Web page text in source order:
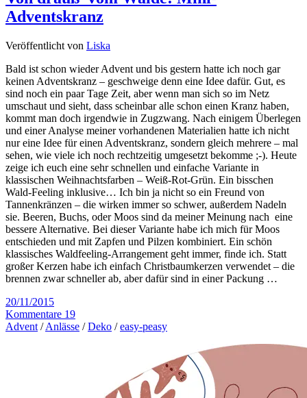
Adventskranz
Veröffentlicht von Liska
Bald ist schon wieder Advent und bis gestern hatte ich noch gar
keinen Adventskranz – geschweige denn eine Idee dafür. Gut, es
sind noch ein paar Tage Zeit, aber wenn man sich so im Netz
umschaut und sieht, dass scheinbar alle schon einen Kranz haben,
kommt man doch irgendwie in Zugzwang. Nach einigem Überlegen
und einer Analyse meiner vorhandenen Materialien hatte ich nicht
nur eine Idee für einen Adventskranz, sondern gleich mehrere – mal
sehen, wie viele ich noch rechtzeitig umgesetzt bekomme ;-). Heute
zeige ich euch eine sehr schnellen und einfache Variante in
klassischen Weihnachtsfarben – Weiß-Rot-Grün. Ein bisschen
Wald-Feeling inklusive… Ich bin ja nicht so ein Freund von
Tannenkränzen – die wirken immer so schwer, außerdem Nadeln
sie. Beeren, Buchs, oder Moos sind da meiner Meinung nach eine
bessere Alternative. Bei dieser Variante habe ich mich für Moos
entschieden und mit Zapfen und Pilzen kombiniert. Ein schön
klassisches Waldfeeling-Arrangement geht immer, finde ich. Statt
großer Kerzen habe ich einfach Christbaumkerzen verwendet – die
brennen zwar schneller ab, aber dafür sind in einer Packung …
20/11/2015
Kommentare 19
Advent /Anlässe /Deko /easy-peasy